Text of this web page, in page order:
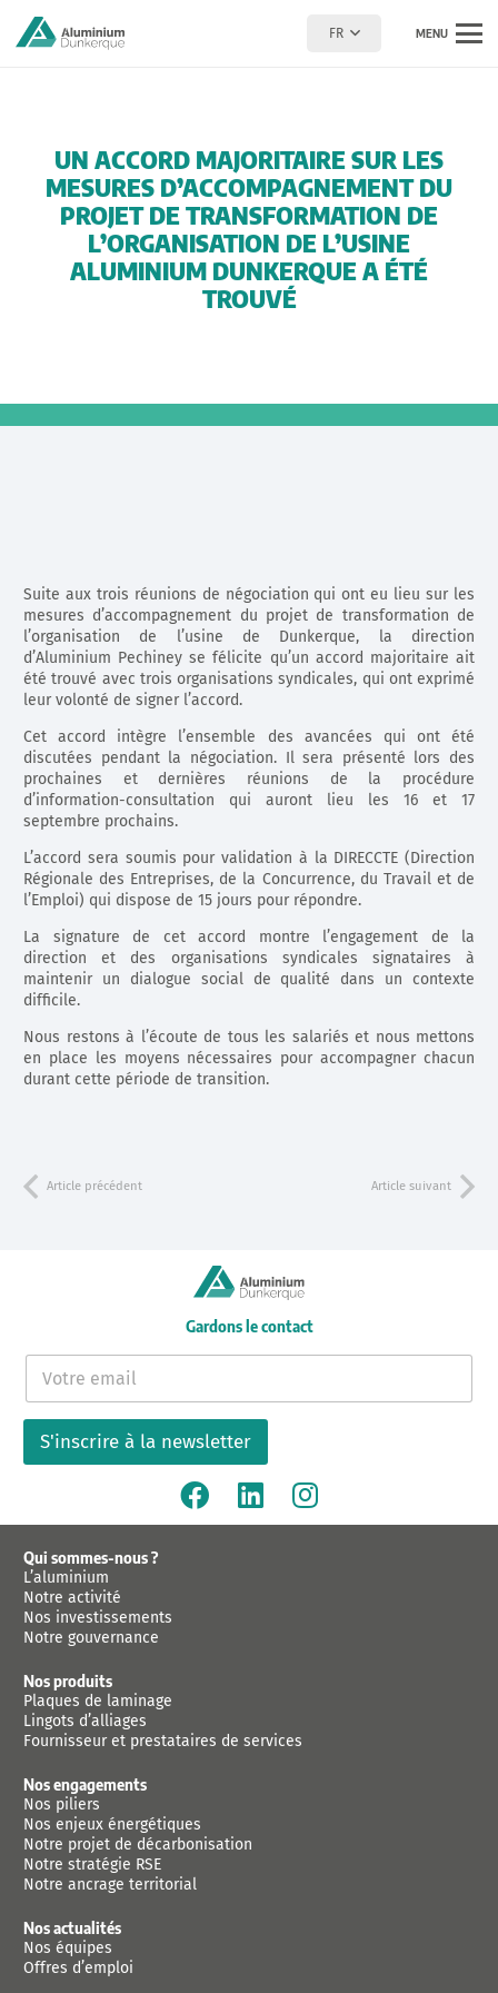
FR MENU
UN ACCORD MAJORITAIRE SUR LES
MESURES D’ACCOMPAGNEMENT DU
PROJET DE TRANSFORMATION DE
L’ORGANISATION DE L’USINE
ALUMINIUM DUNKERQUE A ÉTÉ
TROUVÉ
Suite aux trois réunions de négociation qui ont eu lieu sur les
mesures d’accompagnement du projet de transformation de
l’organisation de l’usine de Dunkerque, la direction
d’Aluminium Pechiney se félicite qu’un accord majoritaire ait
été trouvé avec trois organisations syndicales, qui ont exprimé
leur volonté de signer l’accord.
Cet accord intègre l’ensemble des avancées qui ont été
discutées pendant la négociation. Il sera présenté lors des
prochaines et dernières réunions de la procédure
d’information-consultation qui auront lieu les 16 et 17
septembre prochains.
L’accord sera soumis pour validation à la DIRECCTE (Direction
Régionale des Entreprises, de la Concurrence, du Travail et de
l’Emploi) qui dispose de 15 jours pour répondre.
La signature de cet accord montre l’engagement de la
direction et des organisations syndicales signataires à
maintenir un dialogue social de qualité dans un contexte
difficile.
Nous restons à l’écoute de tous les salariés et nous mettons
en place les moyens nécessaires pour accompagner chacun
durant cette période de transition.
Article précédent Article suivant
Gardons le contact
E
m
a
l
S'inscrire à la newsletter
Qui sommes-nous ?
L’aluminium
Notre activité
Nos investissements
Notre gouvernance
Nos produits
Plaques de laminage
Lingots d’alliages
Fournisseur et prestataires de services
Nos engagements
Nos piliers
Nos enjeux énergétiques
Notre projet de décarbonisation
Notre stratégie RSE
Notre ancrage territorial
Nos actualités
Nos équipes
Offres d’emploi